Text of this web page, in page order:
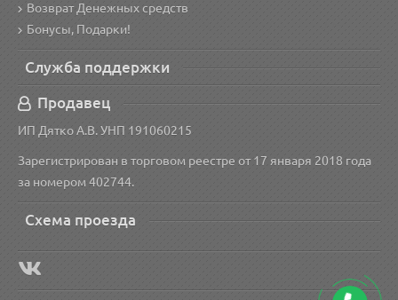
Возврат Денежных средств
Бонусы, Подарки!
Служба поддержки
Продавец
ИП Дятко А.В. УНП 191060215
Зарегистрирован в торговом реестре от 17 января 2018 года
за номером 402744.
Схема проезда